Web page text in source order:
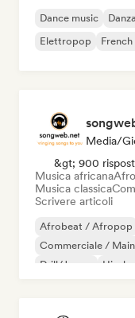
Dance music
Elettropop
Media/
&gt; 900
Musica africana
Musica classica
Scrivere articoli
Afrobeat / Afropop
Commerciale /
Drill/Jersey
Hip-hop